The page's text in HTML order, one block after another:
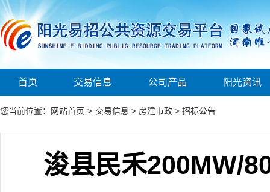
首页 交易信息 公司产品 阳光资讯
您当前位置： 网站首页 > 交易信息 > 房建市政 > 招标公告
浚县民禾200MW/